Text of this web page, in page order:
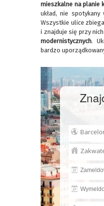
mieszkalne na planie
układ, nie
Wszystkie ulice
i znajduje się przy
modernistycznych.
bardzo